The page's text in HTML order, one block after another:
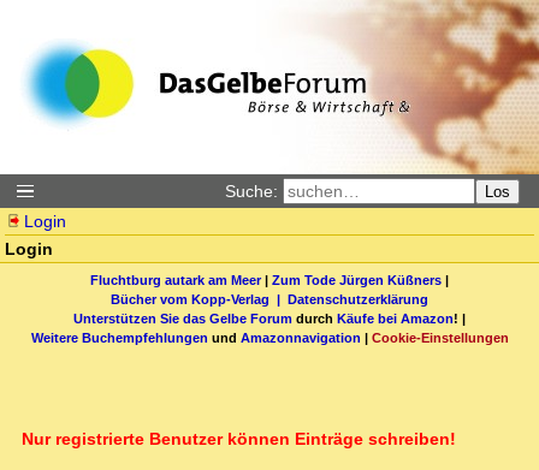
Suche: Los
Login
Login
Fluchtburg autark am Meer| Zum Tode Jürgen Küßners |
Bücher vom Kopp-Verlag | Datenschutzerklärung
Unterstützen Sie das Gelbe Forum durch Käufe bei Amazon! |
Weitere Buchempfehlungen und Amazonnavigation | Cookie-Einstellungen
Nur registrierte Benutzer können Einträge schreiben!